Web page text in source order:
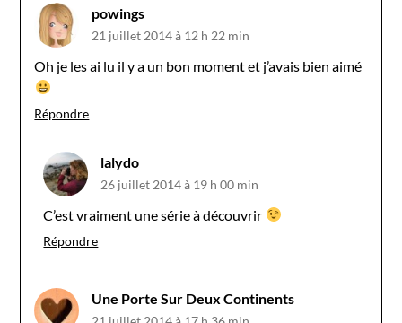
powings
21 juillet 2014 à 12 h 22 min
Oh je les ai lu il y a un bon moment et j’avais bien aimé
Répondre
lalydo
26 juillet 2014 à 19 h 00 min
C’est vraiment une série à découvrir
Répondre
Une Porte Sur Deux Continents